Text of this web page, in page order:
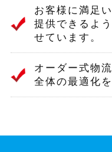
お客様に満足
提供できるよ
せています。
オーダー式物
全体の最適化